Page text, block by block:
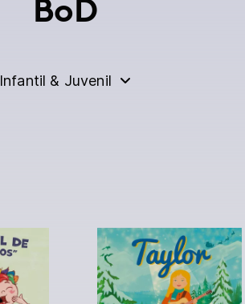
BoD
Infantil & Juvenil